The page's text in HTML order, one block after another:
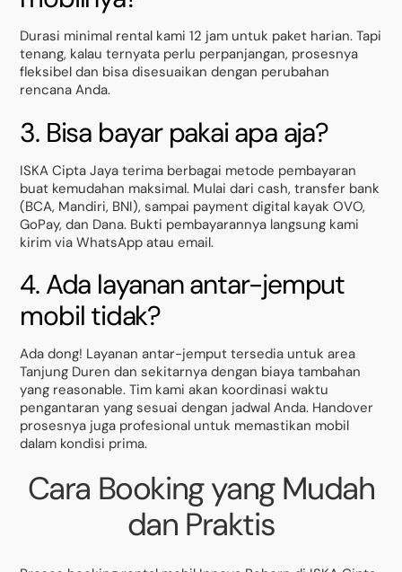
Durasi minimal rental kami 12 jam untuk paket harian. Tapi
tenang, kalau ternyata perlu perpanjangan, prosesnya
fleksibel dan bisa disesuaikan dengan perubahan
rencana Anda.
3. Bisa bayar pakai apa aja?
ISKA Cipta Jaya terima berbagai metode pembayaran
buat kemudahan maksimal. Mulai dari cash, transfer bank
(BCA, Mandiri, BNI), sampai payment digital kayak OVO,
GoPay, dan Dana. Bukti pembayarannya langsung kami
kirim via WhatsApp atau email.
4. Ada layanan antar-jemput
mobil tidak?
Ada dong! Layanan antar-jemput tersedia untuk area
Tanjung Duren dan sekitarnya dengan biaya tambahan
yang reasonable. Tim kami akan koordinasi waktu
pengantaran yang sesuai dengan jadwal Anda. Handover
prosesnya juga profesional untuk memastikan mobil
dalam kondisi prima.
Cara Booking yang Mudah
dan Praktis